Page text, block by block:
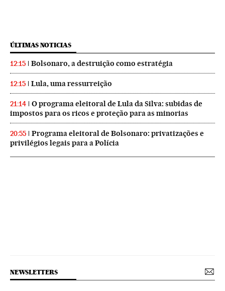
ÚLTIMAS NOTICIAS
12:15 Bolsonaro, a destruição como estratégia
12:15 Lula, uma ressurreição
21:14
O programa eleitoral de Lula da Silva: subidas de
impostos para os ricos e proteção para as minorias
20:55
Programa eleitoral de Bolsonaro: privatizações e
privilégios legais para a Polícia
NEWSLETTERS